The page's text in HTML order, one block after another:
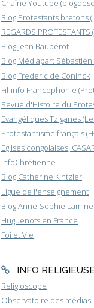
Chaîne Youtube
Blog Protestants bretons
REGARDS
Blog Jean Baubérot
Blog Médiapart Sébastien
Blog Frederic de Coninck
Fil-info Francophonie
Revue d'Histoire du
Evangéliques Tziganes
Protestantisme français
Eglises congolaises,
InfoChrétienne
Blog Catherine Kintzler
Ligue de l'enseignement
Blog Anne-Sophie Lamine
Huguenots en France
Foi et Vie
INFO
Religioscope
Observatoire des médias